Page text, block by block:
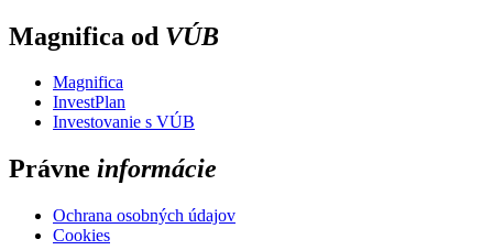
Magnifica od VÚB
Magnifica
InvestPlan
Investovanie s VÚB
Právne informácie
Ochrana osobných údajov
Cookies